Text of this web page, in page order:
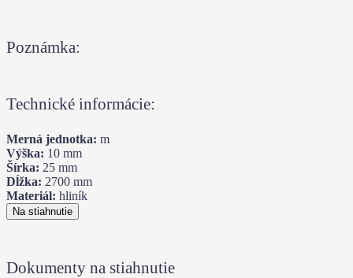
Poznámka:
Technické informácie:
Merná jednotka: m
Výška: 10 mm
Šírka: 25 mm
Dĺžka: 2700 mm
Materiál: hliník
Na stiahnutie
Dokumenty na stiahnutie